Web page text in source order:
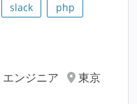
slack
php
ンジニア
東京